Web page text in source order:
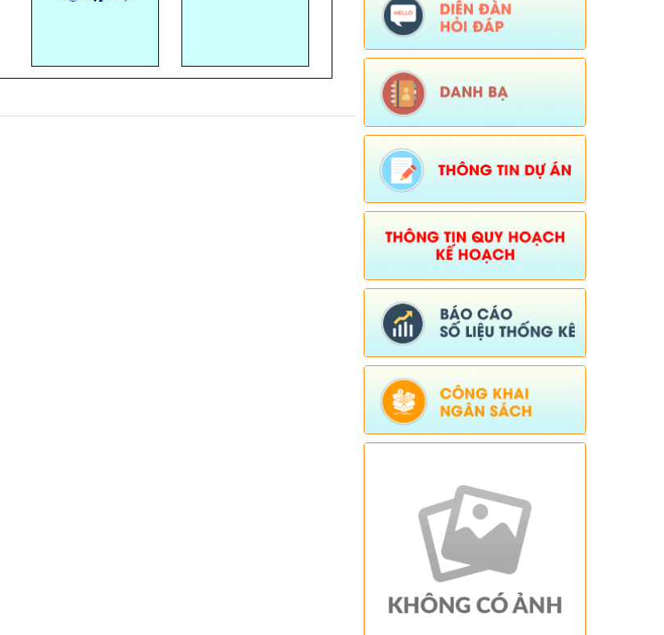
Ngày ban hành: (15/04/2026) -
lực: (06/01/2026)
Số:38/PKT - TB
kiến của tổ chức, chuyên gia và cộng
động dân cư có liên quan đối với Quy
hoạch chung xã Dào San, tỉnh Lai Châu
đến năm 2045)
Ngày ban hành: (25/02/2026)
Số:Số: 01/2026/QĐ-UBND
Tên:(QUYẾT ĐỊNH Quyết định bãi bỏ
Quyết định số 01/2025/QĐ-UBND ngày
nhân dân xã ban hành quy chế làm việc
của Ủy ban nhân dân xã Dào San,
Ngày ban hành: (06/02/2026) -Ngày hiệu
lực: (04/02/2026)
Tên:(Chương trình tiết kiệm, chống
lãng phí năm 2026)
Ngày ban hành: (23/01/2026)
Tên:(Kế hoạch triển khai thực hiện dự
án 1 Hỗ trợ đất ở xã Dào San năm 2025
thiểu số và miền núi giai đoạn 2021-
Ngày ban hành: (26/08/2025)
Ngày hiệu
lực: (01/12/2025)